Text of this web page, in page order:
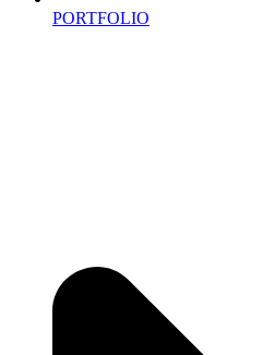
PORTFOLIO